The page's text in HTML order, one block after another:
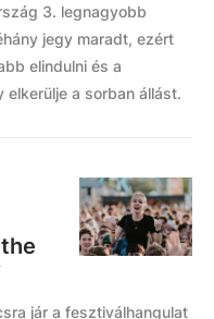
3. legnagyobb
jegy maradt, ezért
elindulni és a
a sorban állást.
jár a fesztiválhangulat